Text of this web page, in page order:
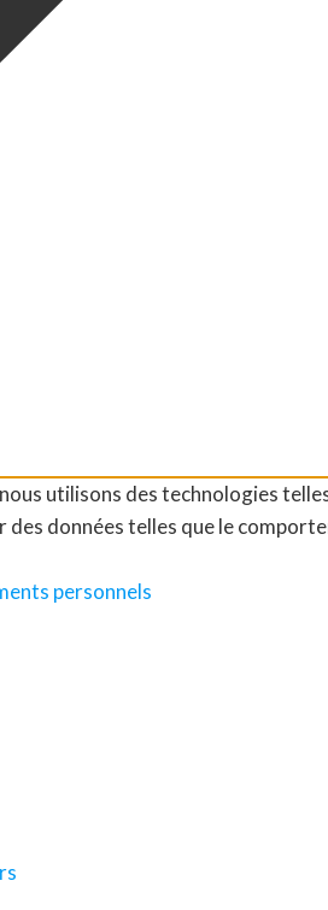
utilisons des technologies
données telles que le
personnels